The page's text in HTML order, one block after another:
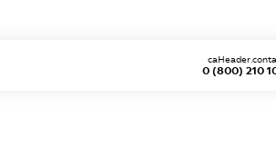
0 (800) 210